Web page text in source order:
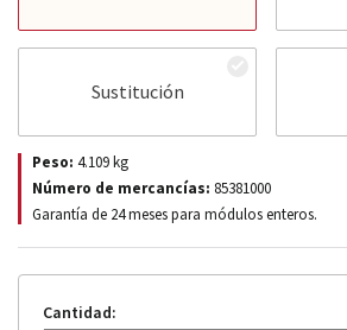
Sustitución
Peso: 4.109kg
Número de mercancías: 85381000
Garantía de 24 meses para módulos enteros.
Cantidad: